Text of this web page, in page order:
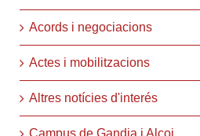
Acords i negociacions
Actes i mobilitzacions
Altres notícies d'interés